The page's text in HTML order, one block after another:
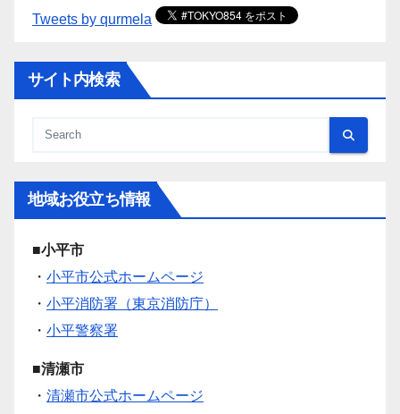
Tweets by qurmela
サイト内検索
地域お役立ち情報
■小平市
・ 小平市公式ホームページ
・ 小平消防署（東京消防庁）
・ 小平警察署
■清瀬市
・ 清瀬市公式ホームページ